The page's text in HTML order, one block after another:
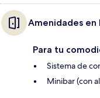
Amenidades en
Para tu
Sistema de
Minibar (con